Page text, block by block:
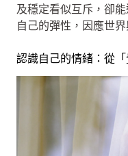
及穩定看似互斥，卻
自己的彈性，因應世
認識自己的情緒：從